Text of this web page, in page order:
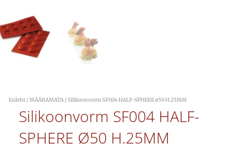
Esileht /MÄÄRAMATA / Silikoonvorm SF004 HALF-SPHERE ø50 H.25MM
Silikoonvorm SF004 HALF-
SPHERE Ø50 H.25MM